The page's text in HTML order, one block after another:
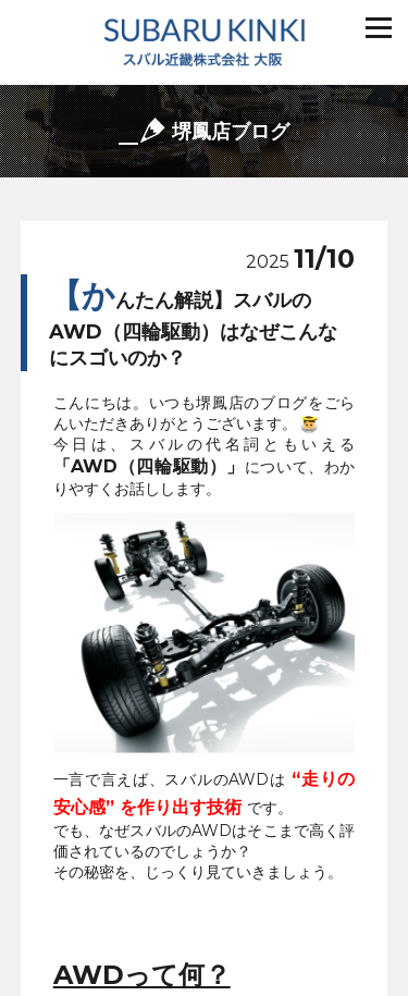
堺鳳店ブログ
2025 11/10
【かんたん解説】スバルの
AWD（四輪駆動）はなぜこんな
にスゴいのか？
こんにちは。いつも堺鳳店のブログをごら
んいただきありがとうございます。
今日は、スバルの代名詞ともいえる
「AWD（四輪駆動）」 について、わか
りやすくお話しします。
一言で言えば、スバルのAWDは “走りの
安心感” を作り出す技術 です。
でも、なぜスバルのAWDはそこまで高く評
価されているのでしょうか？
その秘密を、じっくり見ていきましょう。
AWDって何？